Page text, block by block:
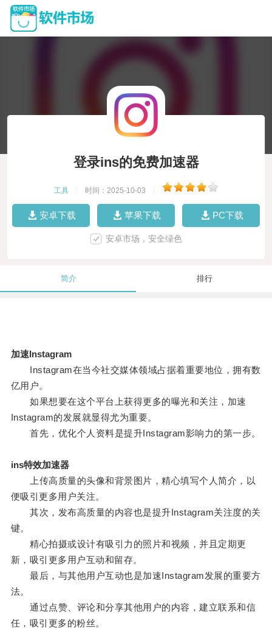
登录ins的免费加速器
工具 时间：2025-10-03
安卓下载 苹果下载 PC下载
安卓市场，安全绿色
简介 排行
加速Instagram
Instagram在当今社交媒体领域占据着重要地位，拥有数
亿用户。
如果想要在这个平台上获得更多的曝光和关注，加速
Instagram的发展就显得尤为重要。
首先，优化个人资料是提升Instagram影响力的第一步。
ins特效加速器
上传高质量的头像和背景图片，精心填写个人简介，以
便吸引更多用户关注。
其次，发布高质量的内容也是提升Instagram关注度的关
键。
精心拍摄或设计有吸引力的照片和视频，并且定期更
新，吸引更多用户互动和留存。
最后，与其他用户互动也是加速Instagram发展的重要方
法。
通过点赞、评论和分享其他用户的内容，建立联系和信
任，吸引更多的粉丝。